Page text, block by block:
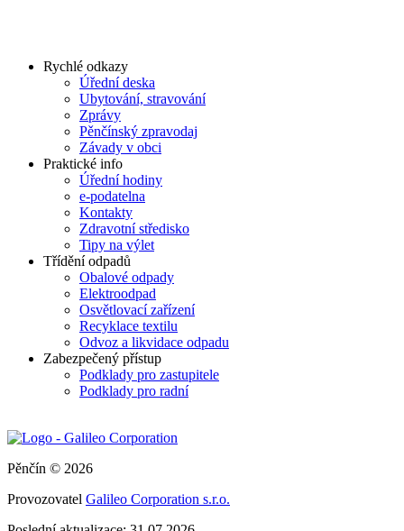
Rychlé odkazy
Úřední deska
Ubytování, stravování
Zprávy
Pěnčínský zpravodaj
Závady v obci
Praktické info
Úřední hodiny
e-podatelna
Kontakty
Zdravotní středisko
Tipy na výlet
Třídění odpadů
Obalové odpady
Elektroodpad
Osvětlovací zařízení
Recyklace textilu
Odvoz a likvidace odpadu
Zabezpečený přístup
Podklady pro zastupitele
Podklady pro radní
Pěnčín © 2026
Provozovatel Galileo Corporation s.r.o.